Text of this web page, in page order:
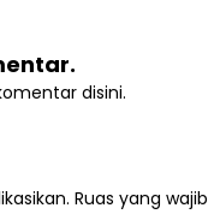
disini.
Ruas yang wajib